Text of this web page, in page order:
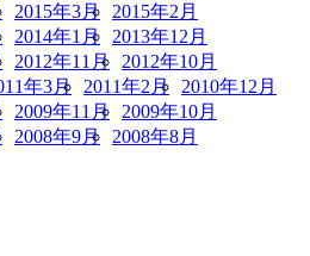
2015年3月 2015年2月
2014年1月 2013年12月
2012年11月 2012年10月
年3月 2011年2月 2010年12月
2009年11月 2009年10月
2008年9月 2008年8月